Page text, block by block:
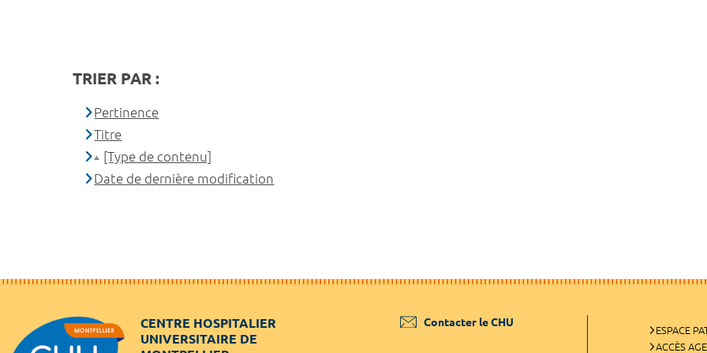
TRIER PAR :
Pertinence
Titre
[Type de contenu]
Date de dernière modification
CENTRE HOSPITALIER
UNIVERSITAIRE DE
Contacter le CHU
ESPACE
ACCÈS